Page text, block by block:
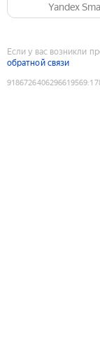
Yandex
Если у вас возникли
обратной связи
9186726406296619569: